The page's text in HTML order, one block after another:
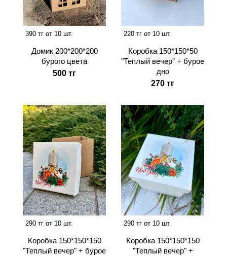
390 тг от 10 шт.
Домик 200*200*200
бурого цвета
500 тг
220 тг от 10 шт.
Коробка 150*150*50
"Теплый вечер" + бурое
дно
270 тг
290 тг от 10 шт.
Коробка 150*150*150
"Теплый вечер" + бурое
290 тг от 10 шт.
Коробка 150*150*150
"Теплый вечер" +